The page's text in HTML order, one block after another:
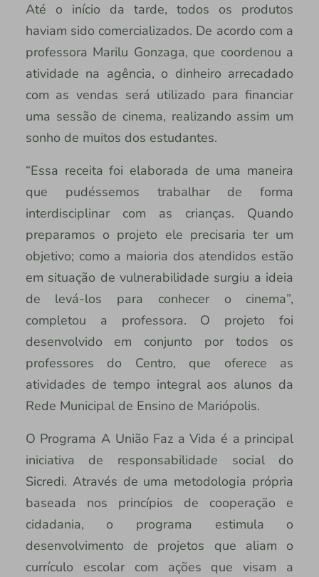
Até o início da tarde, todos os produtos
haviam sido comercializados. De acordo com a
professora Marilu Gonzaga, que coordenou a
atividade na agência, o dinheiro arrecadado
com as vendas será utilizado para financiar
uma sessão de cinema, realizando assim um
sonho de muitos dos estudantes.
“Essa receita foi elaborada de uma maneira
que pudéssemos trabalhar de forma
interdisciplinar com as crianças. Quando
preparamos o projeto ele precisaria ter um
objetivo; como a maioria dos atendidos estão
em situação de vulnerabilidade surgiu a ideia
de levá-los para conhecer o cinema”,
completou a professora. O projeto foi
desenvolvido em conjunto por todos os
professores do Centro, que oferece as
atividades de tempo integral aos alunos da
Rede Municipal de Ensino de Mariópolis.
O Programa A União Faz a Vida é a principal
iniciativa de responsabilidade social do
Sicredi. Através de uma metodologia própria
baseada nos princípios de cooperação e
cidadania, o programa estimula o
desenvolvimento de projetos que aliam o
currículo escolar com ações que visam a